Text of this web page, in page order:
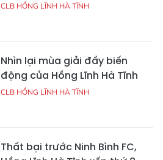
CLB HỒNG LĨNH HÀ TĨNH
Nhìn lại mùa giải đầy biến
động của Hồng Lĩnh Hà Tĩnh
CLB HỒNG LĨNH HÀ TĨNH
Thất bại trước Ninh Bình FC,